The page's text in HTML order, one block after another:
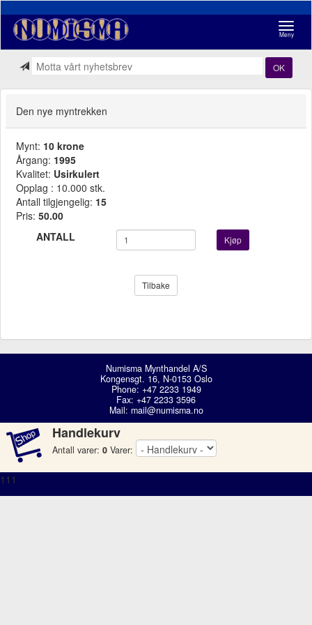
Meny
OK
Den nye myntrekken
Mynt: 10 krone
Årgang: 1995
Kvalitet: Usirkulert
Opplag : 10.000 stk.
Antall tilgjengelig: 15
Pris: 50.00
ANTALL
Kjøp
Tilbake
Numisma Mynthandel A/S
Kongensgt. 16, N-0153 Oslo
Phone: +47 2233 1949
Fax: +47 2233 3596
Mail: mail@numisma.no
Handlekurv
Antall varer: 0 Varer:
111